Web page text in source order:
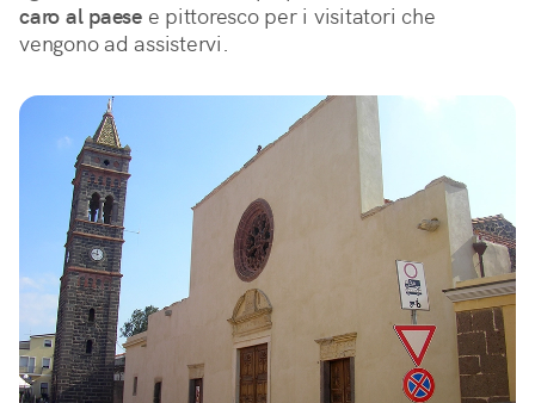
caro al paese e pittoresco per i visitatori che
vengono ad assistervi.